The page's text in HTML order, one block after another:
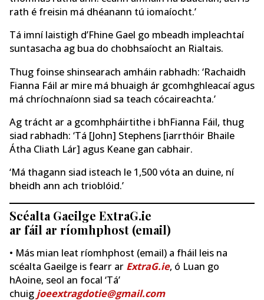
rath é freisin má dhéanann tú iomaíocht.’
Tá imní laistigh d’Fhine Gael go mbeadh impleachtaí
suntasacha ag bua do chobhsaíocht an Rialtais.
Thug foinse shinsearach amháin rabhadh: ‘Rachaidh
Fianna Fáil ar mire má bhuaigh ár gcomhghleacaí agus
má chríochnaíonn siad sa teach cócaireachta.’
Ag trácht ar a gcomhpháirtithe i bhFianna Fáil, thug
siad rabhadh: ‘Tá [John] Stephens [iarrthóir Bhaile
Átha Cliath Lár] agus Keane gan cabhair.
‘Má thagann siad isteach le 1,500 vóta an duine, ní
bheidh ann ach trioblóid.’
Scéalta Gaeilge ExtraG.ie
ar fáil ar ríomhphost (email)
• Más mian leat ríomhphost (email) a fháil leis na
scéalta Gaeilge is fearr ar ExtraG.ie, ó Luan go
hAoine, seol an focal ‘Tá’
chuig joeextragdotie@gmail.com